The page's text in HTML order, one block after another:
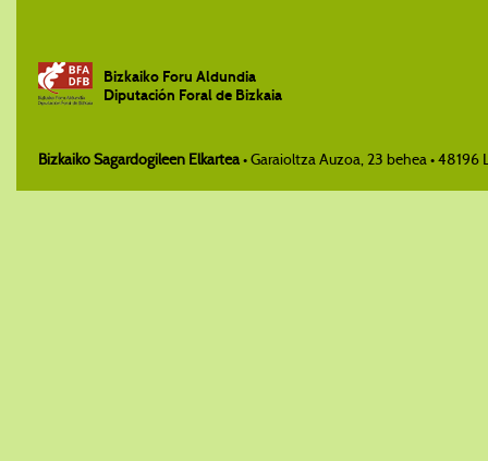
Bizkaiko Foru Aldundia
Diputación Foral de Bizkaia
Bizkaiko Sagardogileen Elkartea• Garaioltza Auzoa, 23 behea •